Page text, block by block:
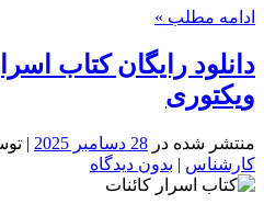
ادامه مطلب »
دانلود رایگان کتاب
ویکتوری
منتشر شده در 28 دسامبر 2025 |
کارشناس | بدون دیدگاه